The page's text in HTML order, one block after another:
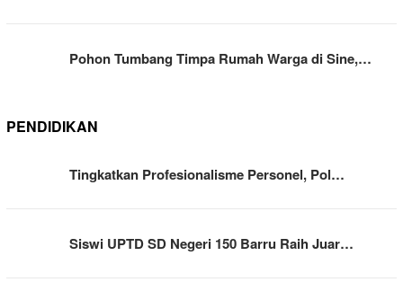
Pohon Tumbang Timpa Rumah Warga di Sine,…
PENDIDIKAN
Tingkatkan Profesionalisme Personel, Pol…
Siswi UPTD SD Negeri 150 Barru Raih Juar…